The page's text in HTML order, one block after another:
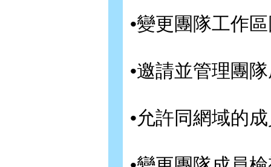
•變更團隊工作
•邀請並管理團
•允許同網域的